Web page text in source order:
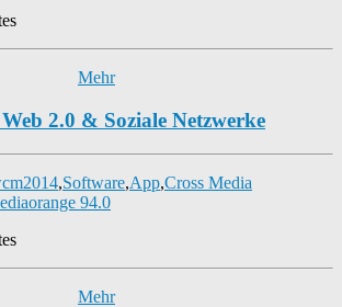
Mehr
2.0 & Soziale Netzwerke
,Software,App,Cross Media
orange 94.0
Mehr